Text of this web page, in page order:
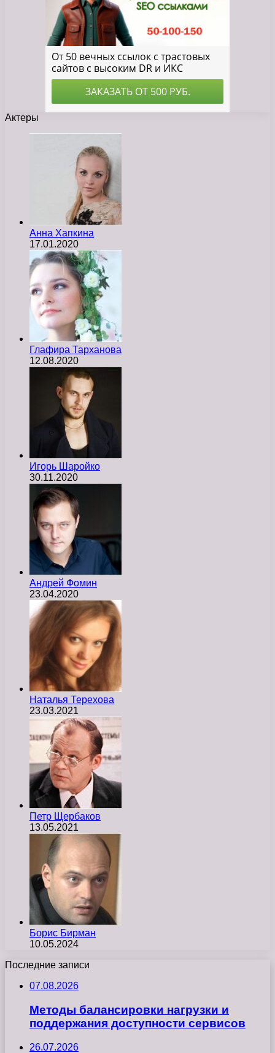
Актеры
Анна Хапкина
17.01.2020
Глафира Тарханова
12.08.2020
Игорь Шаройко
30.11.2020
Андрей Фомин
23.04.2020
Наталья Терехова
23.03.2021
Петр Щербаков
13.05.2021
Борис Бирман
10.05.2024
Последние записи
07.08.2026
Методы балансировки нагрузки и
поддержания доступности сервисов
26.07.2026